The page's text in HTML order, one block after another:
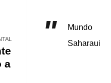
a
Mundo
Saharaui